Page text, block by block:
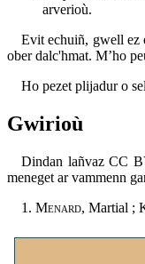
arverioù.
Evit echuiñ, gwell ez
ober dalc'hmat. M’ho
Ho pezet plijadur o
Gwirioù
Dindan lañvaz CC
meneget ar vammenn
1. Menard, Martial ;